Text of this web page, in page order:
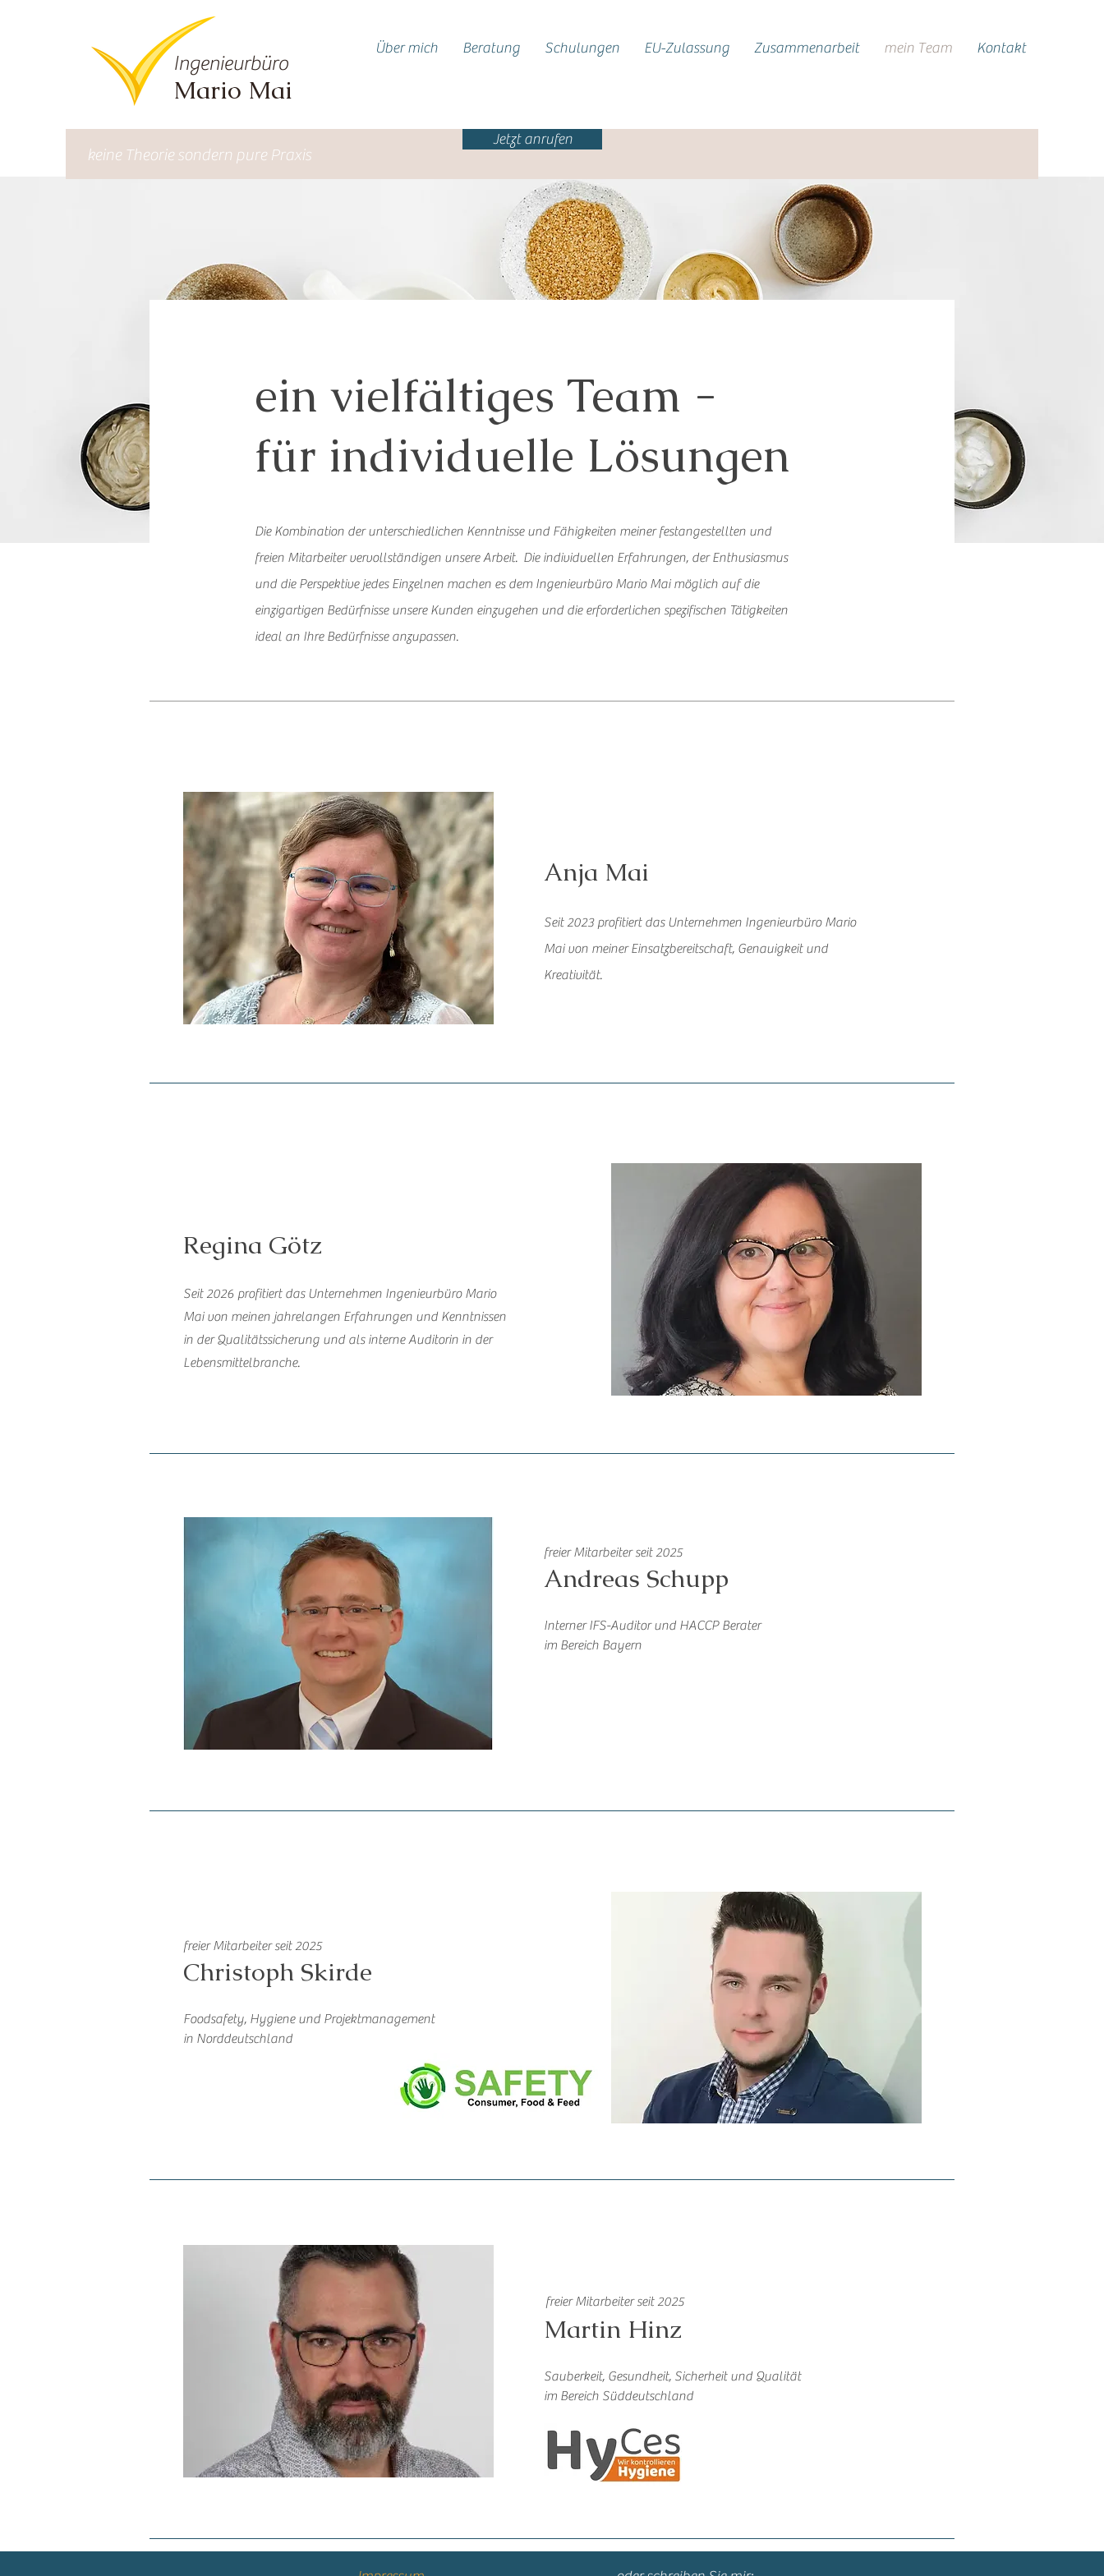
Ingenieurbüro
Mario Mai
Über mich Beratung Schulungen EU-Zulassung Zusammenarbeit mein Team Kontakt
keine Theorie sondern pure Praxis
Jetzt anrufen
ein vielfältiges Team -
für individuelle Lösungen
Die Kombination der unterschiedlichen Kenntnisse und Fähigkeiten meiner festangestellten und
freien Mitarbeiter vervollständigen unsere Arbeit. Die individuellen Erfahrungen, der Enthusiasmus
und die Perspektive jedes Einzelnen machen es dem Ingenieurbüro Mario Mai möglich auf die
einzigartigen Bedürfnisse unsere Kunden einzugehen und die erforderlichen spezifischen Tätigkeiten
ideal an Ihre Bedürfnisse anzupassen.
Anja Mai
Seit 2023 profitiert das Unternehmen Ingenieurbüro Mario
Mai von meiner Einsatzbereitschaft, Genauigkeit und
Kreativität.
Regina Götz
Seit 2026 profitiert das Unternehmen Ingenieurbüro Mario
Mai von meinen jahrelangen Erfahrungen und Kenntnissen
in der Qualitätssicherung und als interne Auditorin in der
Lebensmittelbranche.
freier Mitarbeiter seit 2025
Andreas Schupp
Interner IFS-Auditor und HACCP Berater
im Bereich Bayern
freier Mitarbeiter seit 2025
Christoph Skirde
Foodsafety, Hygiene und Projektmanagement
in Norddeutschland
freier Mitarbeiter seit 2025
Martin Hinz
Sauberkeit, Gesundheit, Sicherheit und Qualität
im Bereich Süddeutschland